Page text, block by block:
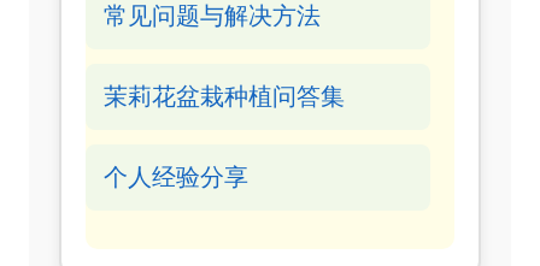
常见问题与解决方法
茉莉花盆栽种植问答集
个人经验分享